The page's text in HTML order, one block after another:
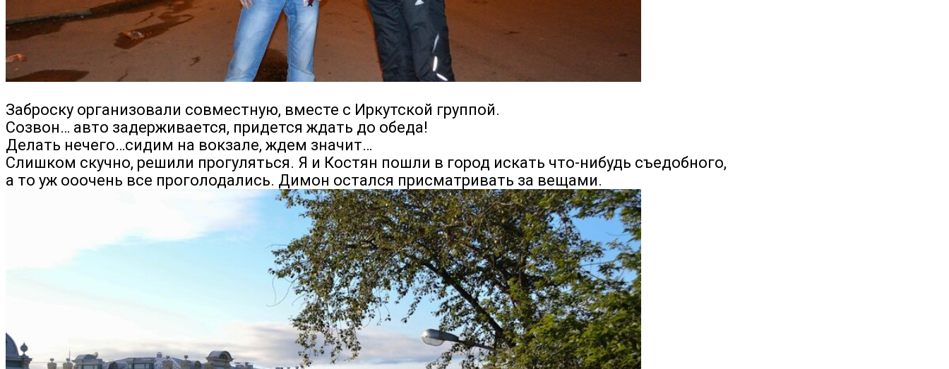
Заброску организовали совместную, вместе с Иркутской группой.
Созвон… авто задерживается, придется ждать до обеда!
Делать нечего…сидим на вокзале, ждем значит…
Слишком скучно, решили прогуляться. Я и Костян пошли в город искать что-нибудь съедобного,
а то уж ооочень все проголодались. Димон остался присматривать за вещами.